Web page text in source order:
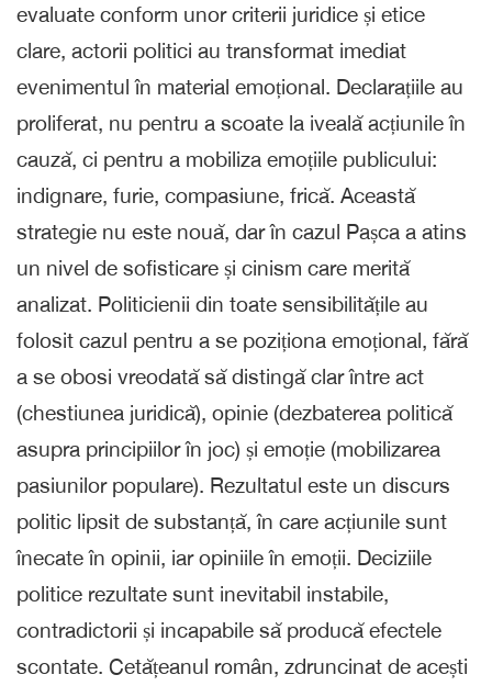
evaluate conform unor criterii juridice și etice
clare, actorii politici au transformat imediat
evenimentul în material emoțional. Declarațiile au
proliferat, nu pentru a scoate la iveală acțiunile în
cauză, ci pentru a mobiliza emoțiile publicului:
indignare, furie, compasiune, frică. Această
strategie nu este nouă, dar în cazul Pașca a atins
un nivel de sofisticare și cinism care merită
analizat. Politicienii din toate sensibilitățile au
folosit cazul pentru a se poziționa emoțional, fără
a se obosi vreodată să distingă clar între act
(chestiunea juridică), opinie (dezbaterea politică
asupra principiilor în joc) și emoție (mobilizarea
pasiunilor populare). Rezultatul este un discurs
politic lipsit de substanță, în care acțiunile sunt
înecate în opinii, iar opiniile în emoții. Deciziile
politice rezultate sunt inevitabil instabile,
contradictorii și incapabile să producă efectele
scontate. Cetățeanul român, zdruncinat de acești